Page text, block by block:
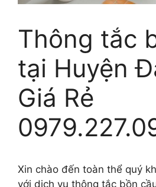
Thông tắc
tại Huyện
Giá Rẻ
Xin chào đến toàn thể quý
với dịch vụ thông tắc bồn